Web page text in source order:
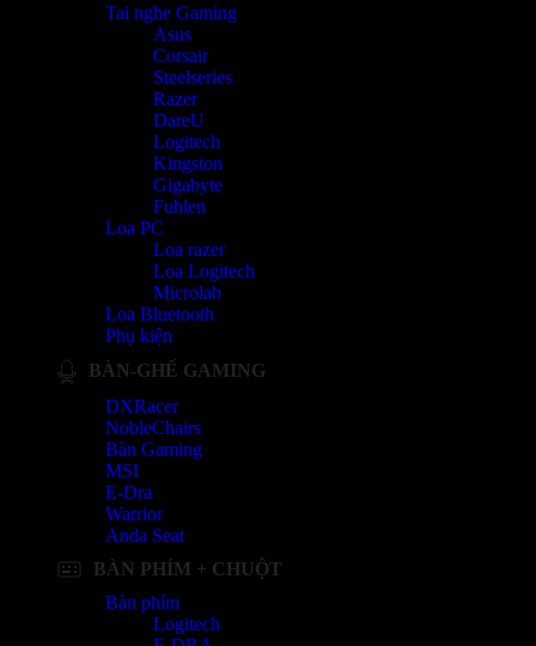
Tai nghe Gaming
Asus
Corsair
Steelseries
Razer
DareU
Logitech
Kingston
Gigabyte
Fuhlen
Loa PC
Loa razer
Loa Logitech
Microlab
Loa Bluetooth
Phụ kiện
BÀN-GHẾ GAMING
DXRacer
NobleChairs
Bàn Gaming
MSI
E-Dra
Warrior
Anda Seat
BÀN PHÍM + CHUỘT
Bàn phím
Logitech